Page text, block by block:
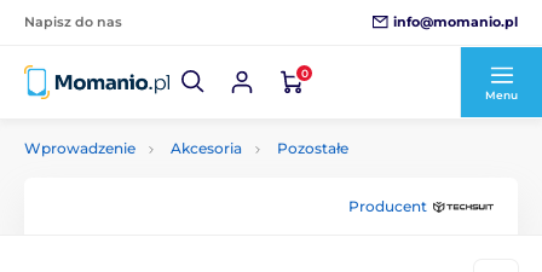
Napisz do nas info@momanio.pl
0
Menu
Wprowadzenie Akcesoria Pozostałe
Producent